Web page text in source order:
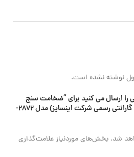
نوشته نشده است.
را ارسال می کنید برای “ضخامت سنج
دیجیتال بازو بلند INSIZE (با گارانتی رسمی شرکت اینسایز) مدل 2872-
شد. بخش‌های موردنیاز علامت‌گذاری